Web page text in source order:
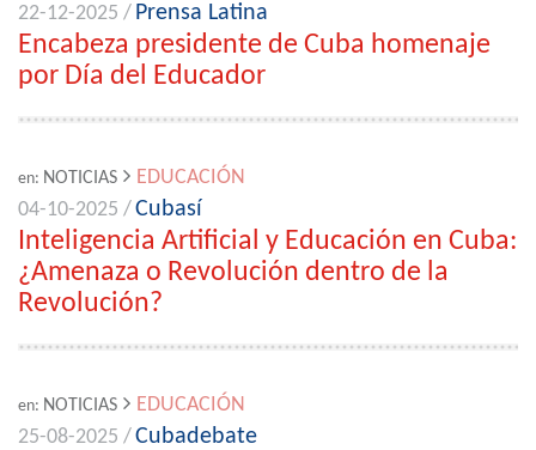
22-12-2025 / Prensa Latina
Encabeza presidente de Cuba homenaje
por Día del Educador
en: NOTICIAS
EDUCACIÓN
04-10-2025 /Cubasí
Inteligencia Artificial y Educación en Cuba:
¿Amenaza o Revolución dentro de la
Revolución?
en: NOTICIAS
EDUCACIÓN
25-08-2025 /Cubadebate